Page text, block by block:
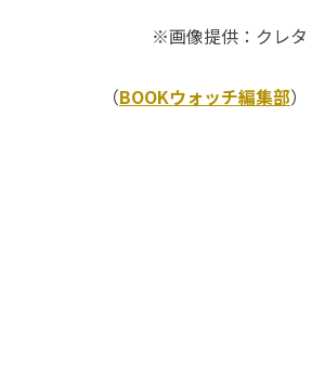
※画像提供：クレタ
（BOOKウォッチ編集部）